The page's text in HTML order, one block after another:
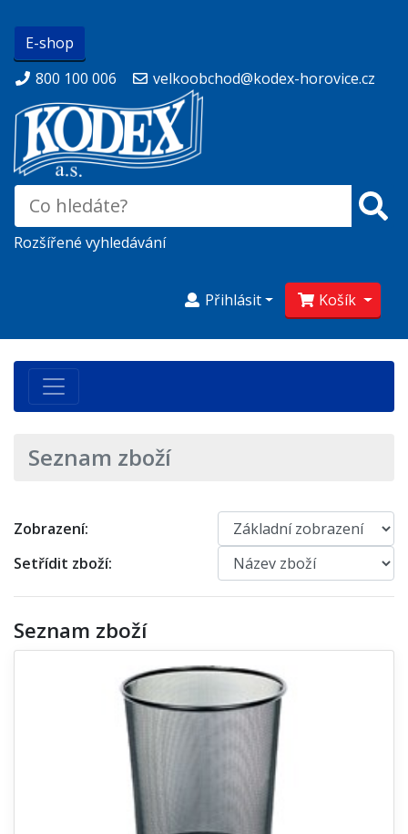
E-shop
800 100 006
velkoobchod@kodex-horovice.cz
Rozšířené vyhledávání
Košík
Přihlásit
Seznam zboží
Zobrazení:
Setřídit zboží:
Seznam zboží